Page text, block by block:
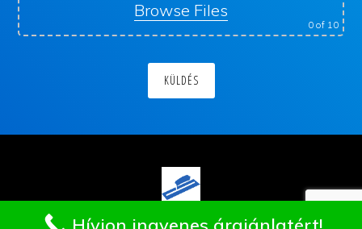
Browse Files
0of 10
Hívjon ingyenes árajánlatért!